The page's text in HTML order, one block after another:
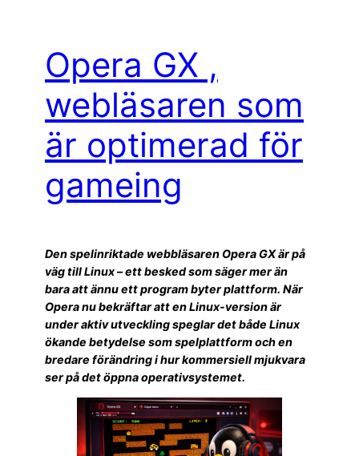
Opera GX ,
webläsaren som
är optimerad för
gameing
Den spelinriktade webbläsaren Opera GX är på
väg till Linux – ett besked som säger mer än
bara att ännu ett program byter plattform. När
Opera nu bekräftar att en Linux-version är
under aktiv utveckling speglar det både Linux
ökande betydelse som spelplattform och en
bredare förändring i hur kommersiell mjukvara
ser på det öppna operativsystemet.